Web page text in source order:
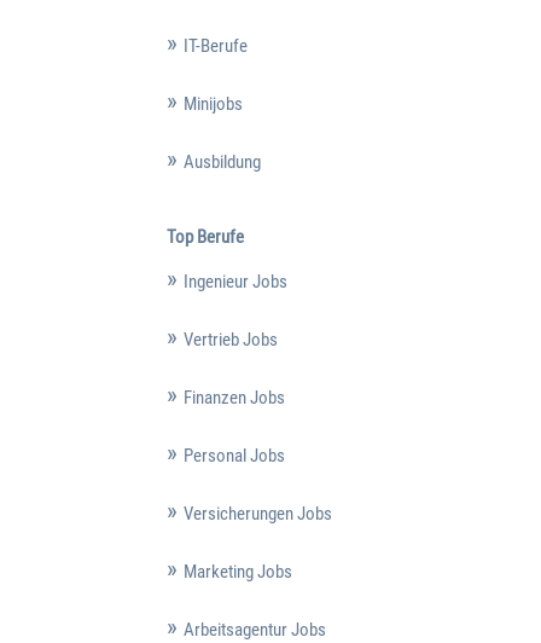
IT-Berufe
Minijobs
Ausbildung
Top Berufe
Ingenieur Jobs
Vertrieb Jobs
Finanzen Jobs
Personal Jobs
Versicherungen Jobs
Marketing Jobs
Arbeitsagentur Jobs